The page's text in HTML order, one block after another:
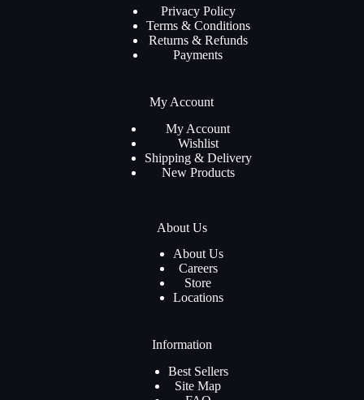
Privacy Policy
Terms & Conditions
Returns & Refunds
Payments
My Account
My Account
Wishlist
Shipping & Delivery
New Products
About Us
About Us
Careers
Store
Locations
Information
Best Sellers
Site Map